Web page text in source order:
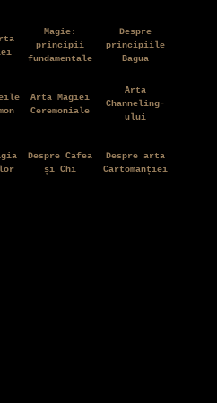
Magie:
principii
fundamentale
Despre
principiile
Bagua
Arta Magiei
Ceremoniale
Arta
Channeling-
ului
Despre Cafea
și Chi
Despre arta
Cartomanției